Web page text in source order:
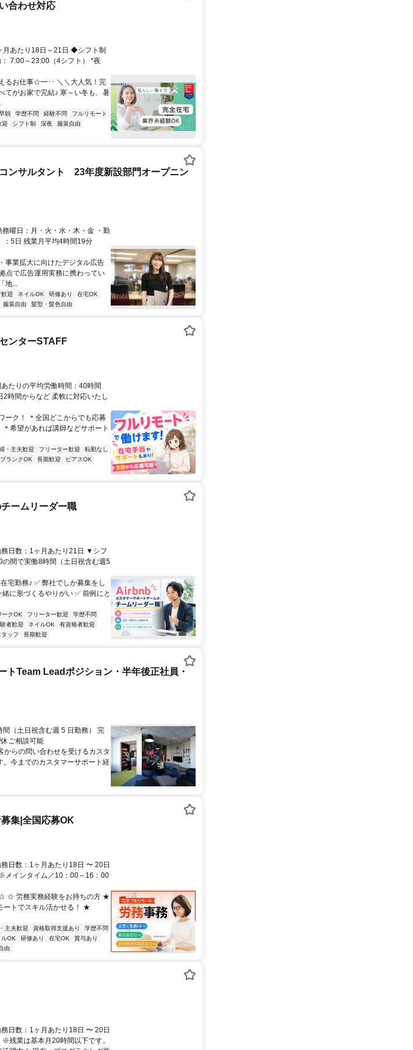
合わせ対応
月あたり18日～21日 ◆シフト制
7:00～23:00（4シフト） *夜
るお仕事☆━･･ ＼＼大人気！完
てがお家で完結♪ 寒～い冬も、暑
朝 学歴不問 経験不問
フルリモート
迎 シフト制 深夜
服装自由
ンサルタント 23年度新設部門オープニン
曜日：月・火・水・木・金 ・勤
：5日 残業月平均4時間19分
事業拡大に向けたデジタル広告
点で広告運用実務に携わってい
地...
迎 ネイルOK 研修あり
在宅OK
服装自由 髪型・髪色自由
ンターSTAFF
たりの平均労働時間：40時間
時間からなど 柔軟に対応いたし
ーク！ ＊全国どこからでも応募
希望があれば講師などサポート
・主夫歓迎 フリーター歓迎
転勤なし
ブランクOK 長期歓迎
ピアスOK
ームリーダー職
日数：1ヶ月あたり21日 ▼シフ
間で実働8時間（土日祝含む週5
宅勤務♪ ✅ 弊社でしか募集をし
に形づくるやりがい ✅ 前例にと
ークOK フリーター歓迎
学歴不問
者歓迎 ネイルOK
有資格者歓迎
ッフ 長期歓迎
トTeam Leadポジション・半年後正社員・
（土日祝含む週 5 日勤務） 完
ご相談可能
らの問い合わせを受けるカスタ
。今までのカスタマーサポート経
集|全国応募OK
日数：1ヶ月あたり18日 〜 20日
メインタイム／10：00～16：00
実務経験をお持ちの方 ★
トでスキル活かせる！ ★
主夫歓迎 資格取得支援あり
学歴不問
ルOK 研修あり 在宅OK
賞与あり
由
日数：1ヶ月あたり18日 〜 20日
残業は基本月20時間以下です。